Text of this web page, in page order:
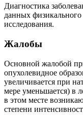
Диагностика
данных
исследования.
Жалобы
Основной жалобой
опухолевидное
увеличивается при
мере уменьшается) в
в этом месте
степени